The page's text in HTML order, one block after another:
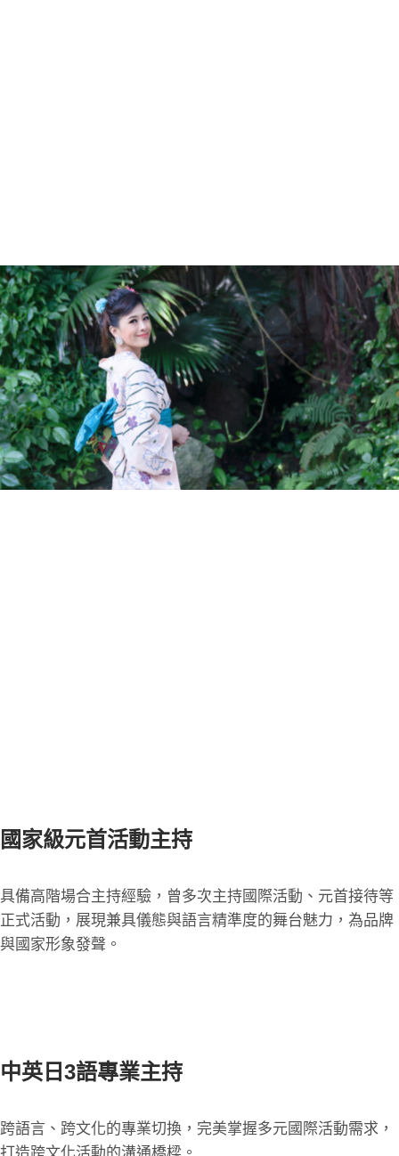
國家級元首活動主持
具備高階場合主持經驗，曾多次主持國際活動、元首接待等
正式活動，展現兼具儀態與語言精準度的舞台魅力，為品牌
與國家形象發聲。
中英日3語專業主持
跨語言、跨文化的專業切換，完美掌握多元國際活動需求，